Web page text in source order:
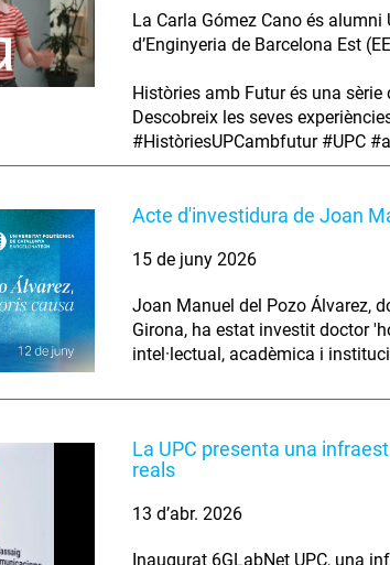
La Carla Gómez Cano és
d’Enginyeria de Barcelona Est
Històries amb Futur és una
Descobreix les seves
#HistòriesUPCambfutur #UPC
Acte d'investidura de Joan
15 de juny 2026
Joan Manuel del Pozo Álvarez,
Girona, ha estat investit doctor
intel·lectual, acadèmica i
La UPC presenta una
reals
13 d’abr. 2026
Inaugurat 6GLabNet UPC, una